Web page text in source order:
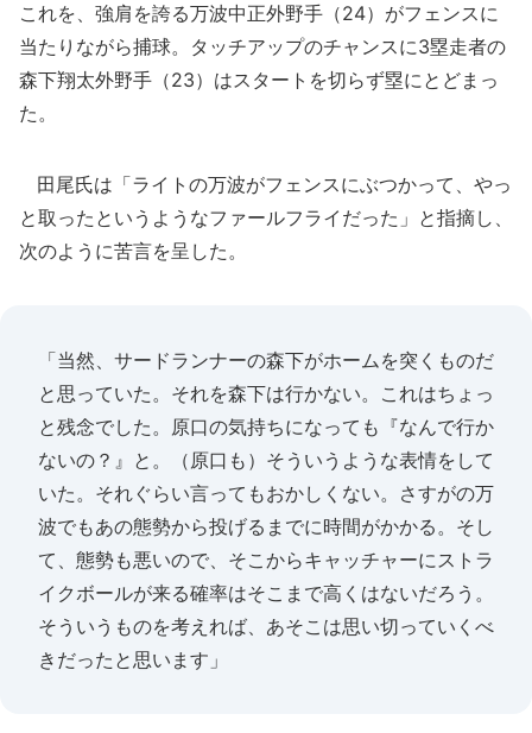
これを、強肩を誇る万波中正外野手（24）がフェンスに
当たりながら捕球。タッチアップのチャンスに3塁走者の
森下翔太外野手（23）はスタートを切らず塁にとどまっ
た。
田尾氏は「ライトの万波がフェンスにぶつかって、やっ
と取ったというようなファールフライだった」と指摘し、
次のように苦言を呈した。
「当然、サードランナーの森下がホームを突くものだ
と思っていた。それを森下は行かない。これはちょっ
と残念でした。原口の気持ちになっても『なんで行か
ないの？』と。（原口も）そういうような表情をして
いた。それぐらい言ってもおかしくない。さすがの万
波でもあの態勢から投げるまでに時間がかかる。そし
て、態勢も悪いので、そこからキャッチャーにストラ
イクボールが来る確率はそこまで高くはないだろう。
そういうものを考えれば、あそこは思い切っていくべ
きだったと思います」